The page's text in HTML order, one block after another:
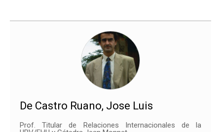
De Castro Ruano, Jose Luis
Prof. Titular de Relaciones Internacionales de la